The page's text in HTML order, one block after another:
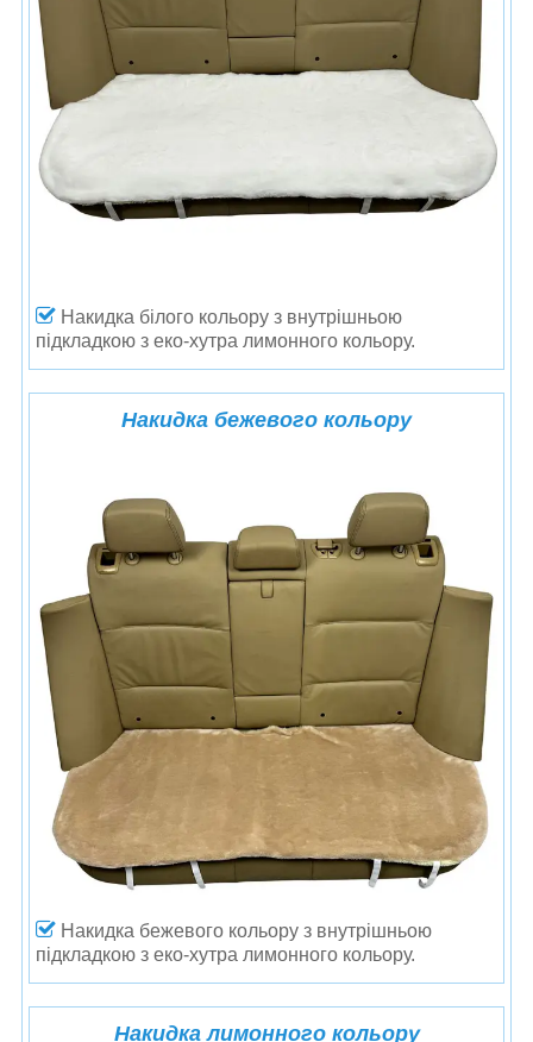
Накидка білого кольору з внутрішньою
підкладкою з еко-хутра лимонного кольору.
Накидка бежевого кольору
Накидка бежевого кольору з внутрішньою
підкладкою з еко-хутра лимонного кольору.
Накидка лимонного кольору